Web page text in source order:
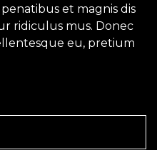
et magnis dis
ridiculus mus. Donec
eu, pretium